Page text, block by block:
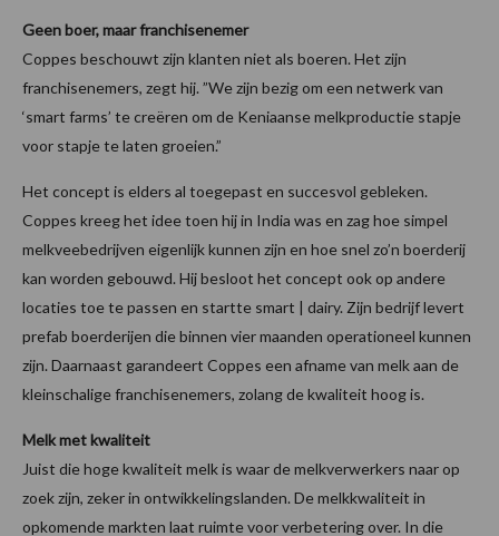
Geen boer, maar franchisenemer
Coppes beschouwt zijn klanten niet als boeren. Het zijn
franchisenemers, zegt hij. ”We zijn bezig om een netwerk van
‘smart farms’ te creëren om de Keniaanse melkproductie stapje
voor stapje te laten groeien.”
Het concept is elders al toegepast en succesvol gebleken.
Coppes kreeg het idee toen hij in India was en zag hoe simpel
melkveebedrijven eigenlijk kunnen zijn en hoe snel zo’n boerderij
kan worden gebouwd. Hij besloot het concept ook op andere
locaties toe te passen en startte smart | dairy. Zijn bedrijf levert
prefab boerderijen die binnen vier maanden operationeel kunnen
zijn. Daarnaast garandeert Coppes een afname van melk aan de
kleinschalige franchisenemers, zolang de kwaliteit hoog is.
Melk met kwaliteit
Juist die hoge kwaliteit melk is waar de melkverwerkers naar op
zoek zijn, zeker in ontwikkelingslanden. De melkkwaliteit in
opkomende markten laat ruimte voor verbetering over. In die